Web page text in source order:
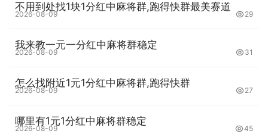
在麻将游戏中，局面的变化是非常快速的，一张牌的选择错
漏，就可能扭转整个局面。因此，在打牌的时候，需要时刻
紧握局势，做出正确的决策。有时候，你需要主动出牌来稳
穿可能会让整个局面大重构。同时,要加强和队友之间的沟
第五、保持冷静，不轻易放弃
不用到处找1块1分红中麻将群,跑得快群最美赛道
2026-08-09 29
我来教一元一分红中麻将群稳定
2026-08-09 31
怎么找附近1元1分红中麻将群,跑得快群
2026-08-09 27
哪里有1元1分红中麻将群稳定
2026-08-09 45